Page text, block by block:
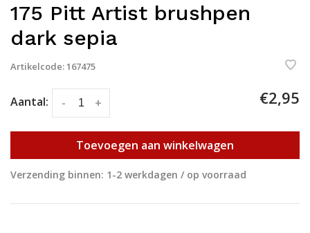
175 Pitt Artist brushpen
dark sepia
Artikelcode:167475
Aantal: +
- €2,95
Toevoegen aan winkelwagen
Verzending binnen: 1-2 werkdagen / op voorraad